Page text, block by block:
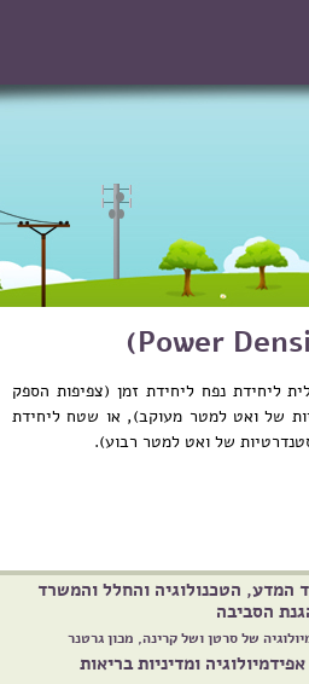
ליחידת נפח ליחידת זמן (צפיפות הספק
של ואט למטר מעוקב), או שטח ליחידת
של ואט למטר רבוע).
המדע, הטכנולוגיה והחלל והמשרד
הסביבה
של סרטן ושל קרינה, מכון גרטנר